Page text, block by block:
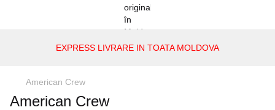
EXPRESS LIVRARE IN TOATA MOLDOVA
American Crew
American Crew